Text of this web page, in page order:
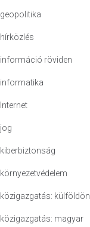
geopolitika
hírközlés
információ röviden
informatika
Internet
jog
kiberbiztonság
környezetvédelem
közigazgatás: külföldön
közigazgatás: magyar